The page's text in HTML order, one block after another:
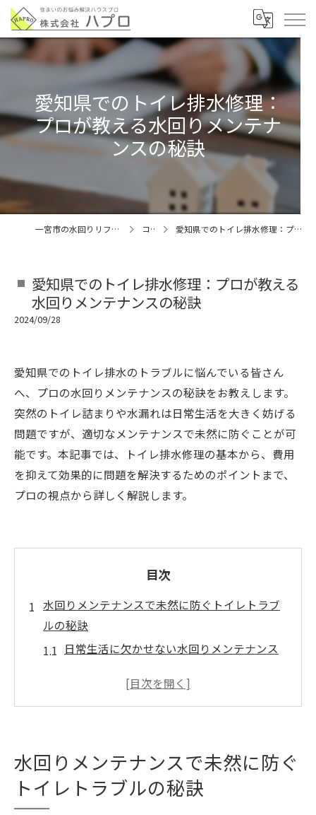
愛知県でのトイレ排水修理：
プロが教える水回りメンテナ
ンスの秘訣
一宮市の水回りリフォームなら株式会社ハプロ コラム 愛知県でのトイレ排水修理：プロが教える水回りメンテナンスの秘訣
愛知県でのトイレ排水修理：プロが教える
水回りメンテナンスの秘訣
2024/09/28
愛知県でのトイレ排水のトラブルに悩んでいる皆さん
へ、プロの水回りメンテナンスの秘訣をお教えします。
突然のトイレ詰まりや水漏れは日常生活を大きく妨げる
問題ですが、適切なメンテナンスで未然に防ぐことが可
能です。本記事では、トイレ排水修理の基本から、費用
を抑えて効果的に問題を解決するためのポイントまで、
プロの視点から詳しく解説します。
目次
水回りメンテナンスで未然に防ぐトイレトラブ
ルの秘訣
日常生活に欠かせない水回りメンテナンス
トイレ詰まりを防ぐ具体的な手法
プロフェッショナルの視点から見るメンテ
ナンスの重要性
水回りメンテナンスで未然に防ぐ
トイレトラブルの秘訣